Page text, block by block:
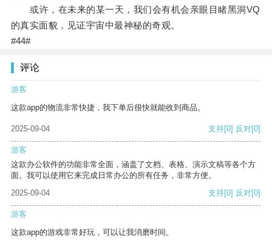
或许，在未来的某一天，我们会有机会亲眼目睹黑洞VQ
的真实面貌，见证宇宙中最神秘的奇观。
#44#
评论
游客
这款app的物流非常快捷，我下单后很快就能收到商品。
2025-09-04 支持[0] 反对[0]
游客
这款办公软件的功能非常全面，涵盖了文档、表格、演示文稿等各个方
面。我可以使用它来完成日常办公的所有任务，非常方便。
2025-09-04
支持[0] 反对[0]
游客
这款app的游戏非常好玩，可以让我消磨时间。